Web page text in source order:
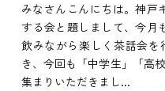
みなさんこんにちは。神戸
する会と題しまして、今月
飲みながら楽しく茶話会
き、今回も「中学生」「高
集まりいただきまし...